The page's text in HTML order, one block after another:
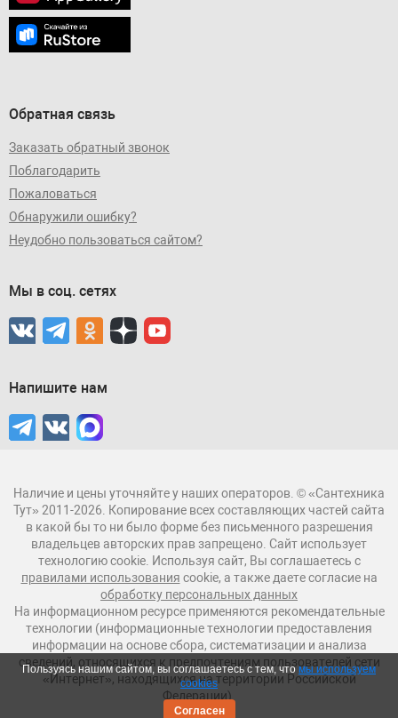
Обратная связь
Заказать обратный звонок
Поблагодарить
Пожаловаться
Обнаружили ошибку?
Неудобно пользоваться сайтом?
Мы в соц. сетях
Напишите нам
Наличие и цены уточняйте у наших операторов. © «Сантехника
Тут» 2011-2026. Копирование всех составляющих частей сайта
в какой бы то ни было форме без письменного разрешения
владельцев авторских прав запрещено. Сайт использует
технологию cookie. Используя сайт, Вы соглашаетесь с
правилами использования cookie, а также даете согласие на
обработку персональных данных
На информационном ресурсе применяются рекомендательные
технологии (информационные технологии предоставления
информации на основе сбора, систематизации и анализа
сведений, относящихся к предпочтениям пользователей сети
«Интернет», находящихся на территории Российской
Федерации).
Пользуясь нашим сайтом, вы соглашаетесь с тем, чтомы используем
cookies
Согласен